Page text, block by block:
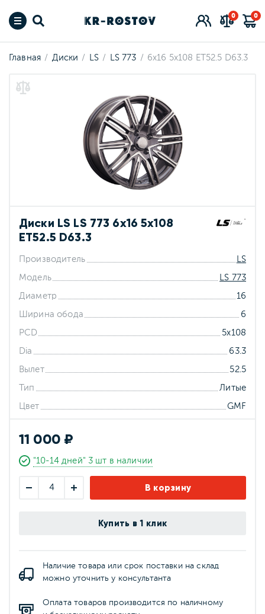
0 0
Главная Диски LS LS 773 6x16 5x108 ET52.5 D63.3
Диски LS LS 773 6x16 5x108
ET52.5 D63.3
Производитель LS
Модель LS 773
Диаметр 16
Ширина обода 6
PCD 5x108
Dia 63.3
Вылет 52.5
Тип Литые
Цвет GMF
11 000 ₽
"10-14 дней" 3 шт в наличии
В корзину
Купить в 1 клик
Наличие товара или срок поставки на склад
можно уточнить у консультанта
Оплата товаров производится по наличному